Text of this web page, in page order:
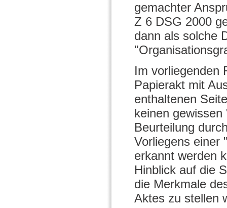
gemachter
Z 6 DSG 2000
dann als solche
Im vorliegenden
Papierakt mit
enthaltenen
keinen
Beurteilung
Vorliegens einer
erkannt werden
Hinblick auf die
die Merkmale
Aktes zu stellen